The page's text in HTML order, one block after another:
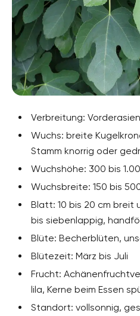
Verbreitung:
Wuchs: breite
Stamm knorrig oder
Wuchshöhe: 300 bis
Wuchsbreite: 150 bis
Blatt: 10 bis 20 cm breit
bis siebenlappig,
Blüte: Becherblüten,
Blütezeit: März bis Juli
Frucht:
lila, Kerne beim Essen
Standort: vollsonnig,